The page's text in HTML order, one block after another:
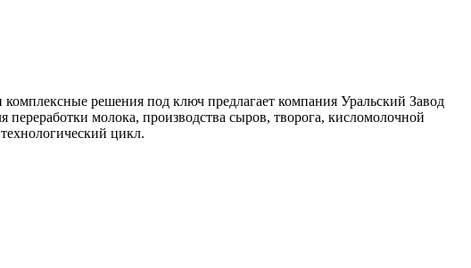
решения под ключ предлагает компания Уральский Завод
молока, производства сыров, творога, кисломолочной
цикл.